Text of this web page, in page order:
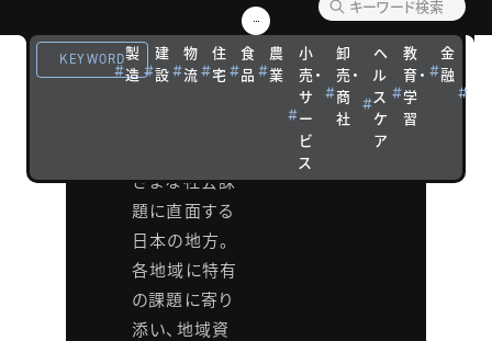
KEYWORD製
造
建
設
物
流
住
宅
食
品
農
業
小
売・
サ
ー
ビ
ス
卸
売・
商
社
ヘ
ル
ス
ケ
ア
教
育・
学
習
金
融
ション
人口減少や少
ざまな社会課
題に直面する
日本の地方。
各地域に特有
の課題に寄り
添い、地域資